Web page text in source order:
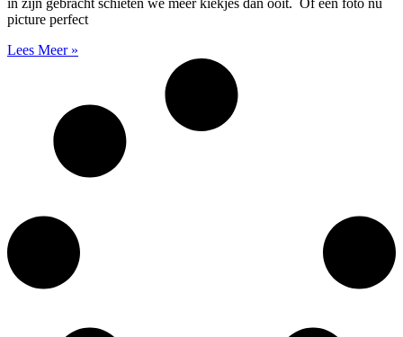
in zijn gebracht schieten we meer kiekjes dan ooit. Of een foto nu
picture perfect
Lees Meer »